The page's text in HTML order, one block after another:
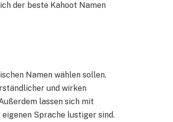
der beste Kahoot Namen
Namen wählen sollen.
und wirken
lassen sich mit
Sprache lustiger sind.